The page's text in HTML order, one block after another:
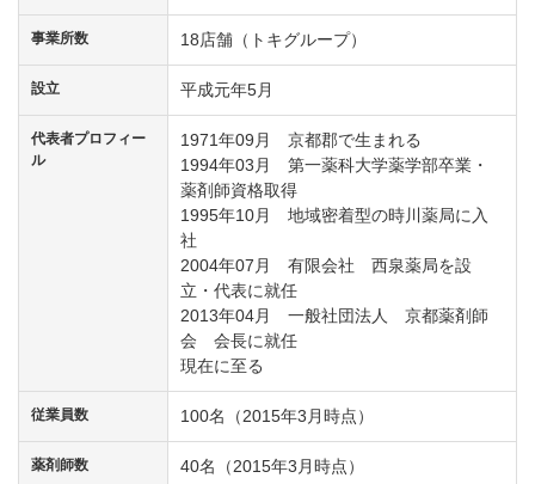
事業所数 18店舗（トキグループ）
設立 平成元年5月
代表者プロフィー
ル
1971年09月 京都郡で生まれる
1994年03月 第一薬科大学薬学部卒業・
薬剤師資格取得
1995年10月 地域密着型の時川薬局に入
社
2004年07月 有限会社 西泉薬局を設
立・代表に就任
2013年04月 一般社団法人 京都薬剤師
会 会長に就任
現在に至る
従業員数 100名（2015年3月時点）
薬剤師数 40名（2015年3月時点）